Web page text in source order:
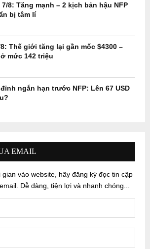
7/8: Tăng mạnh – 2 kịch bản hậu NFP
bị tâm lí
Thế giới tăng lại gần mốc $4300 –
ở mức 142 triệu
ngắn hạn trước NFP: Lên 67 USD
EMAIL
vào website, hãy đăng ký đọc tin cập
Dễ dàng, tiện lợi và nhanh chóng...